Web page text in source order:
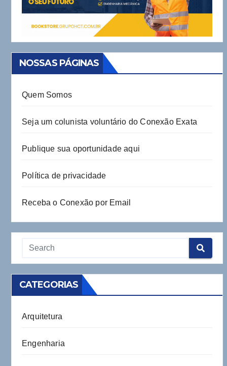
NOSSAS PÁGINAS
Quem Somos
Seja um colunista voluntário do Conexão Exata
Publique sua oportunidade aqui
Política de privacidade
Receba o Conexão por Email
CATEGORIAS
Arquitetura
Engenharia